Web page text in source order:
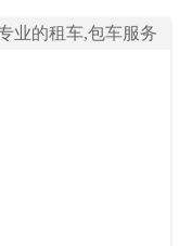
业的租车,包车服务